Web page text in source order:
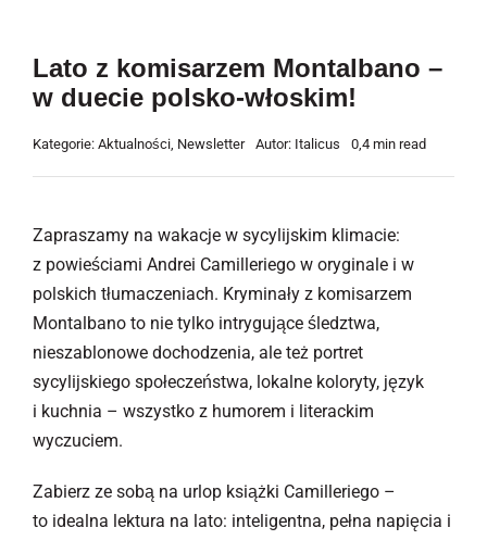
Lato z komisarzem Montalbano –
w duecie polsko-włoskim!
Kategorie: Aktualności, Newsletter Autor: Italicus 0,4 min read
Zapraszamy na wakacje w sycylijskim klimacie:
z powieściami Andrei Camilleriego w oryginale i w
polskich tłumaczeniach. Kryminały z komisarzem
Montalbano to nie tylko intrygujące śledztwa,
nieszablonowe dochodzenia, ale też portret
sycylijskiego społeczeństwa, lokalne koloryty, język
i kuchnia – wszystko z humorem i literackim
wyczuciem.
Zabierz ze sobą na urlop książki Camilleriego –
to idealna lektura na lato: inteligentna, pełna napięcia i